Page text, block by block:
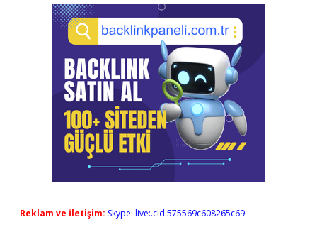
Reklam ve İletişim: Skype: live:.cid.575569c608265c69